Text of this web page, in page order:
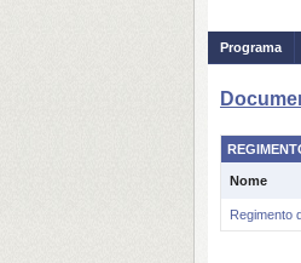
Programa
Nome
Regimento